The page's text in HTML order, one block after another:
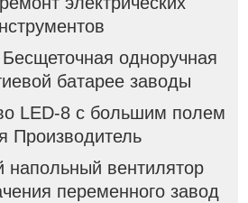
одноручная
батарее заводы
LED-8 с большим полем
Производитель
вентилятор
переменного завод